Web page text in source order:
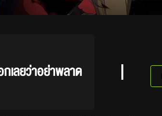
กเลยว่าอย่าพลาด